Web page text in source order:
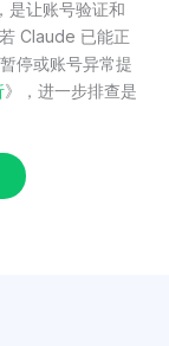
是让账号验证和
Claude 已能正
停或账号异常提
》，进一步排查是